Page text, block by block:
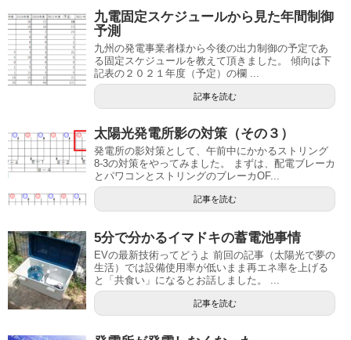
九電固定スケジュールから見た年間制御
予測
九州の発電事業者様から今後の出力制御の予定であ
る固定スケジュールを教えて頂きました。 傾向は下
記表の２０２１年度（予定）の欄 ...
記事を読む
太陽光発電所影の対策（その３）
発電所の影対策として、午前中にかかるストリング
8-3の対策をやってみました。 まずは、配電ブレーカ
とパワコンとストリングのブレーカOF...
記事を読む
5分で分かるイマドキの蓄電池事情
EVの最新技術ってどうよ 前回の記事（太陽光で夢の
生活）では設備使用率が低いまま再エネ率を上げる
と「共食い」になるとお話しました。 ...
記事を読む